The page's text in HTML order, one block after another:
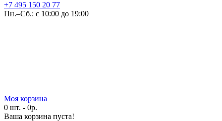
+7 495 150 20 77
Пн.–Сб.: с 10:00 до 19:00
Моя корзина
0 шт. - 0р.
Ваша корзина пуста!